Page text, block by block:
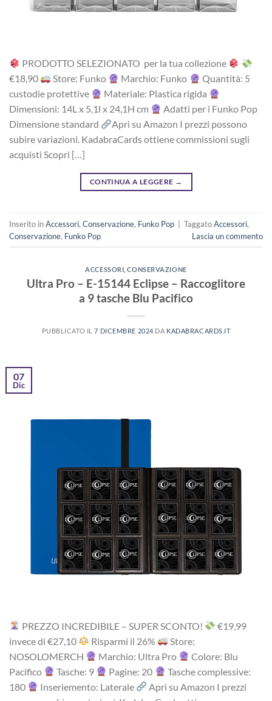
PRODOTTO SELEZIONATO per la tua collezione
‎€18,90
Store: Funko Marchio: Funko
Quantità: 5
custodie protettive
Materiale: Plastica rigida
Dimensioni: 14L x 5,1l x 24,1H cm
Adatti per i Funko Pop
Dimensione standard
Apri su Amazon I prezzi possono
subire variazioni. KadabraCards ottiene commissioni sugli
acquisti Scopri […]
CONTINUA A LEGGERE →
Inserito inAccessori, Conservazione, Funko Pop | TaggatoAccessori,
Conservazione, Funko Pop Lascia un commento
ACCESSORI ,CONSERVAZIONE
Ultra Pro – E-15144 Eclipse – Raccoglitore
a 9 tasche Blu Pacifico
PUBBLICATO IL7 DICEMBRE 2024 DA KADABRACARDS.IT
07
Dic
PREZZO INCREDIBILE – SUPER SCONTO!
‎€19,99
i‎nv‎ec‎e ‎di‎ €27,10
R‎is‎pa‎rm‎i ‎il‎ 26%
Store:
NOSOLOMERCH
Marchio: Ultra Pro
Colore: Blu
Pacifico
Tasche: 9 Pagine: 20
Tasche complessive:
180
Inseriemento: Laterale
Apri su Amazon I prezzi